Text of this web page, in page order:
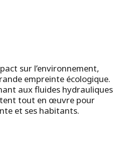
sur l’environnement,
empreinte écologique.
aux fluides hydrauliques
tout en œuvre pour
et ses habitants.